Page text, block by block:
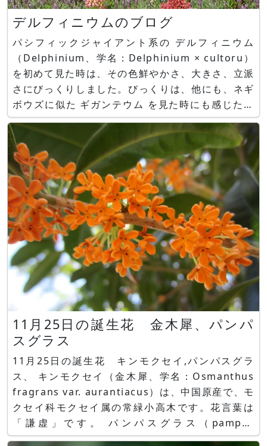
デルフィニウムのブログ
パシフィックジャイアント系の デルフィニウム
（Delphinium、学名：Delphinium × cultoru）
を初めて見た時は、その色鮮やかさ、大きさ、立派
さにびっくりしました。びっくりは、他にも、ネギ
ボウズに似た ギガンテウム を見た時にも感じたこ
とですが、球形のギガンテウムに対して、デルフィ
ニウムは、細長く、背が高い植物です。カメラを縦
にしないと全体がうまく入りきれません。花は...
11月25日の誕生花 金木犀、パンパ
スグラス
11月25日の誕生花 キンモクセイ,パンパスグラ
ス、 キンモクセイ（金木犀、学名：Osmanthus
fragrans var. aurantiacus）は、中国原産で、モ
クセイ科モクセイ属の常緑小高木です。花言葉は
「謙虚」です。 パンパスグラス（pampas
grass、学名：Cortaderia selloana）は、アルゼ